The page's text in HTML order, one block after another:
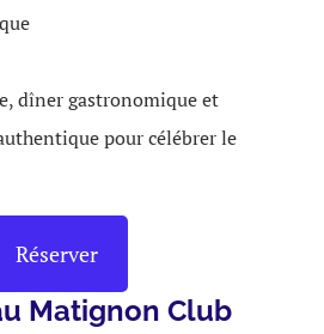
dîner gastronomique et
pour célébrer le
Réserver
Matignon Club